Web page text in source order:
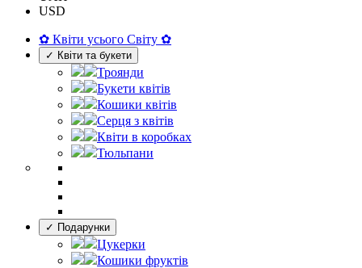
USD
✿ Квіти усього Світу ✿
✓ Квіти та букети
Троянди
Букети квітів
Кошики квітів
Серця з квітів
Квіти в коробках
Тюльпани
✓ Подарунки
Цукерки
Кошики фруктів